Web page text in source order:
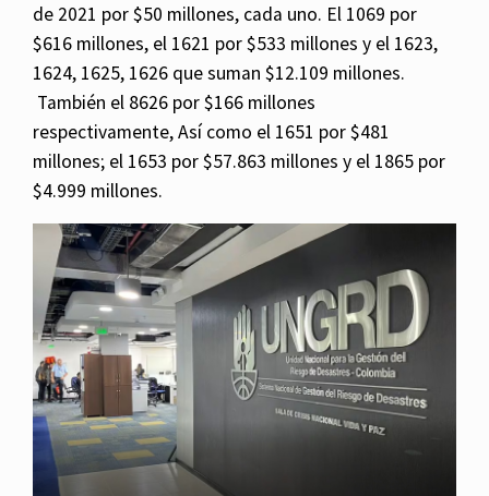
de 2021 por $50 millones, cada uno. El 1069 por
$616 millones, el 1621 por $533 millones y el 1623,
1624, 1625, 1626 que suman $12.109 millones.
También el 8626 por $166 millones
respectivamente, Así como el 1651 por $481
millones; el 1653 por $57.863 millones y el 1865 por
$4.999 millones.